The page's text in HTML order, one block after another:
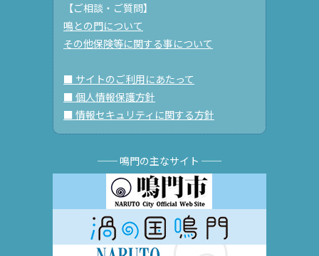
【ご相談・ご質問】
鳴との門について
その他保険等に関する事について
■ サイトのご利用にあたって
■ 個人情報保護方針
■ 情報セキュリティに関する方針
── 鳴門の主なサイト ──